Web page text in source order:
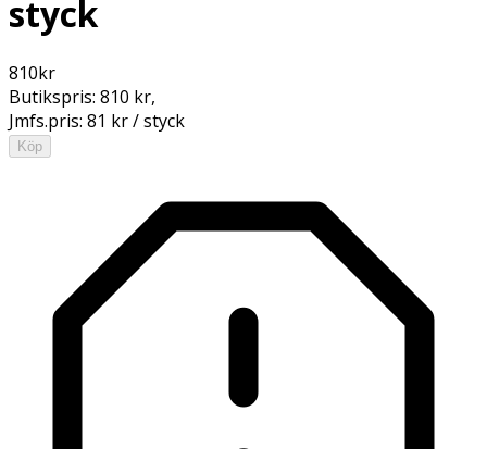
styck
810kr
Butikspris: 810 kr,
Jmfs.pris: 81 kr / styck
Köp